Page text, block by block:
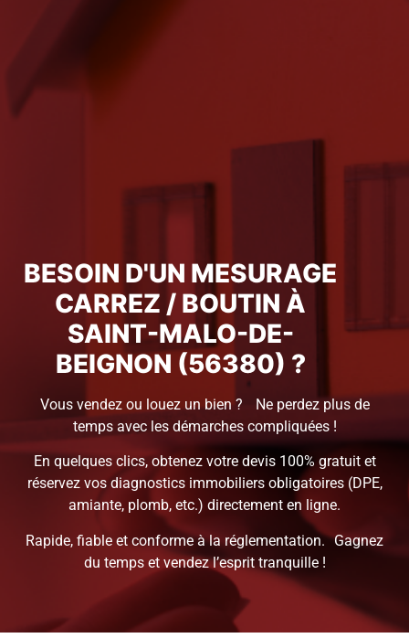
BESOIN D'UN MESURAGE
CARREZ / BOUTIN À
SAINT-MALO-DE-
BEIGNON (56380) ?
Vous vendez ou louez un bien ? Ne perdez plus de
temps avec les démarches compliquées !
En quelques clics, obtenez votre devis 100% gratuit et
réservez vos diagnostics immobiliers obligatoires (DPE,
amiante, plomb, etc.) directement en ligne.
Rapide, fiable et conforme à la réglementation. Gagnez
du temps et vendez l’esprit tranquille !